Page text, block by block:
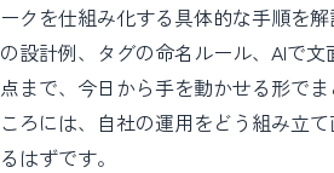
ークを仕組み化する具体的な手順を
の設計例、タグの命名ルール、AIで
点まで、今日から手を動かせる形で
ころには、自社の運用をどう組み立
るはずです。